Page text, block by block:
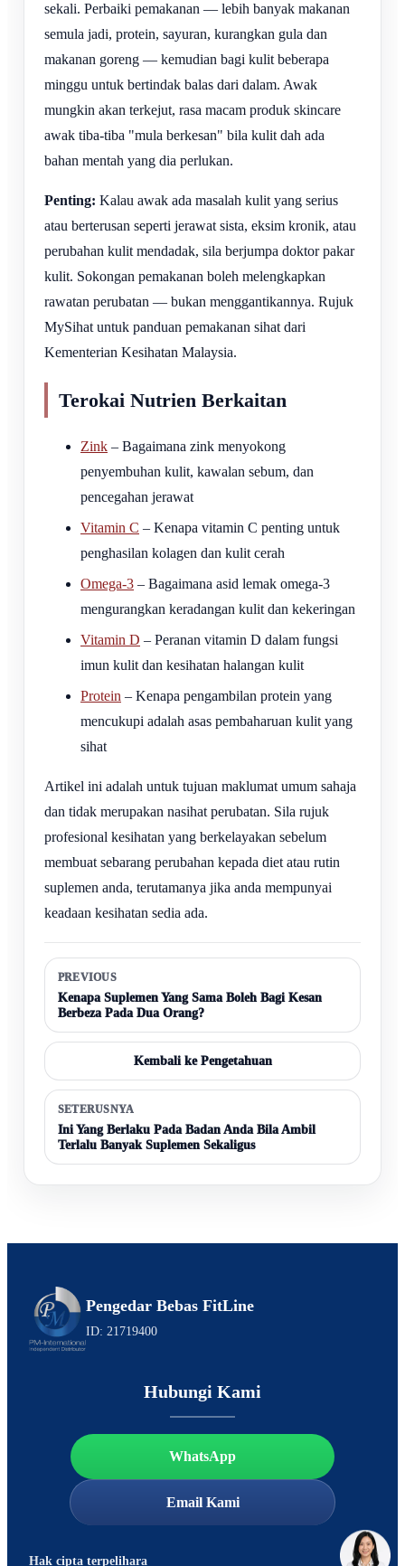
sekali. Perbaiki pemakanan — lebih banyak makanan
semula jadi, protein, sayuran, kurangkan gula dan
makanan goreng — kemudian bagi kulit beberapa
minggu untuk bertindak balas dari dalam. Awak
mungkin akan terkejut, rasa macam produk skincare
awak tiba-tiba "mula berkesan" bila kulit dah ada
bahan mentah yang dia perlukan.
Penting: Kalau awak ada masalah kulit yang serius
atau berterusan seperti jerawat sista, eksim kronik, atau
perubahan kulit mendadak, sila berjumpa doktor pakar
kulit. Sokongan pemakanan boleh melengkapkan
rawatan perubatan — bukan menggantikannya. Rujuk
MySihat untuk panduan pemakanan sihat dari
Kementerian Kesihatan Malaysia.
Terokai Nutrien Berkaitan
Zink – Bagaimana zink menyokong
penyembuhan kulit, kawalan sebum, dan
pencegahan jerawat
Vitamin C – Kenapa vitamin C penting untuk
penghasilan kolagen dan kulit cerah
Omega-3 – Bagaimana asid lemak omega-3
mengurangkan keradangan kulit dan kekeringan
Vitamin D – Peranan vitamin D dalam fungsi
imun kulit dan kesihatan halangan kulit
Protein – Kenapa pengambilan protein yang
mencukupi adalah asas pembaharuan kulit yang
sihat
Artikel ini adalah untuk tujuan maklumat umum sahaja
dan tidak merupakan nasihat perubatan. Sila rujuk
profesional kesihatan yang berkelayakan sebelum
membuat sebarang perubahan kepada diet atau rutin
suplemen anda, terutamanya jika anda mempunyai
keadaan kesihatan sedia ada.
PREVIOUS
Kenapa Suplemen Yang Sama Boleh Bagi Kesan
Berbeza Pada Dua Orang?
Kembali ke Pengetahuan
SETERUSNYA
Ini Yang Berlaku Pada Badan Anda Bila Ambil
Terlalu Banyak Suplemen Sekaligus
Pengedar Bebas FitLine
ID: 21719400
Hubungi Kami
WhatsApp
Email Kami
Hak cipta terpelihara